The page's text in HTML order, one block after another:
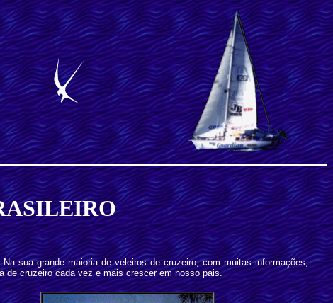
Na sua grande maioria de veleiros de cruzeiro, com muitas informações,
de cruzeiro cada vez e mais crescer em nosso pais.